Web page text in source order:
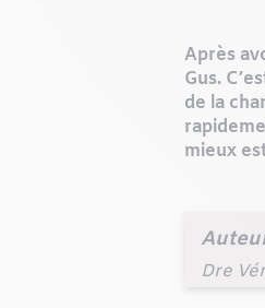
Après
Gus.
de la
mieux
Dre